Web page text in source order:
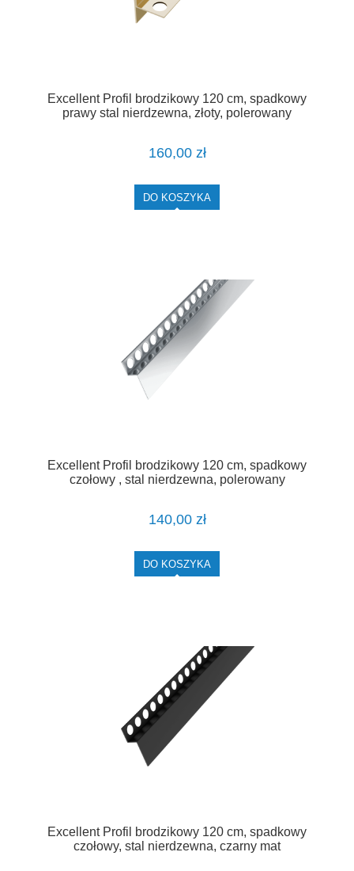
Excellent Profil brodzikowy 120 cm, spadkowy
prawy stal nierdzewna, złoty, polerowany
160,00 zł
DO KOSZYKA
Excellent Profil brodzikowy 120 cm, spadkowy
czołowy , stal nierdzewna, polerowany
140,00 zł
DO KOSZYKA
Excellent Profil brodzikowy 120 cm, spadkowy
czołowy, stal nierdzewna, czarny mat